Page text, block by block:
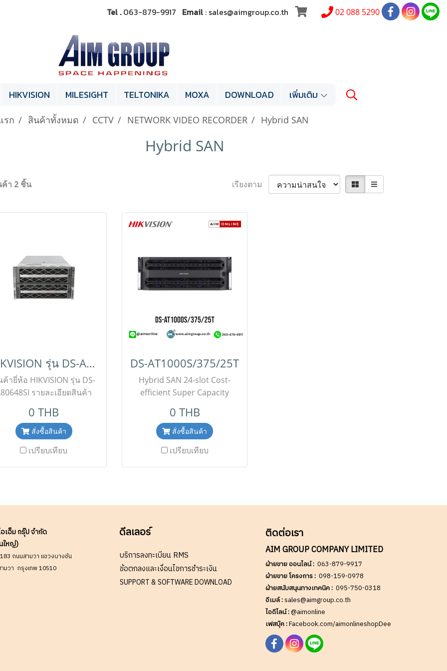
Tel .063-879-9917 Email : sales@aimgroup.co.th 02 088 5290
HIKVISION MILESIGHT TELTONIKA MOXA DOWNLOAD เพิ่มเติม
รก สินค้าทั้งหมด CCTV NETWORK VIDEO RECORDER Hybrid SAN
Hybrid SAN
า 2 ชิ้น เรียงตาม
HIKVISION รุ่น DS-A80648SI
ค้ายี่ห้อ HIKVISION รุ่น DS-
รายละเอียดสินค้า
Storage ขนาด 48 Bay (6U)
รองรับฮาร์ดดิสก์สูงสุด 48 ลูก
พร้อมระบบไฟ
รองรับเทคโนโลยี
Streaming บันทึกภาพ
ระดับสูง ✅ ขอราคาพิเศษ
: 063-879-9917Line ID
0 THB
สั่งซื้อสินค้า
เปรียบเทียบ
DS-AT1000S/375/25T
Hybrid SAN 24-slot Cost-
efficient Super Capacity
AT1000S/375/25T ขอราคา
พิเศษสำหรับงานโครงการติดต่อ
ฝ่ายขาย Line ID : @aimonline
ฝ่ายขายโทร: 063-879-
9917สำนักงานกลาง:02-088-
ต่างประเทศราคาอาจมีการ
เปลี่ยน โดยไม่แจ้งให้ทราบล่วง
#2402MP
0 THB
สั่งซื้อสินค้า
เปรียบเทียบ
เอ็ม กรุ๊ป จำกัด
ใหญ่)
ถนนสามวา แขวงบางชัน
มวา กรุงเทพ 10510
ดีลเลอร์
บริการลงทะเบียน RMS
ข้อตกลงและเงื่อนไขการชำระเงิน
SUPPORT & SOFTWARE DOWNLOAD
ติดต่อเรา
AIM GROUP COMPANY LIMITED
ฝ่ายขาย ออนไลน์ : 063-879-9917
ฝ่ายขาย โครงการ :098-159-0978
ฝ่ายสนับสนุนทางเทคนิค : 095-750-0318
อีเมล์ :sales@aimgroup.co.th
ไอดีไลน์ :@aimonline
เฟสบุ๊ค :Facebook.com/aimonlineshopDee